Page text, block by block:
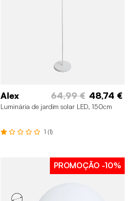
Alex 64,99 € 48,74 €
Luminária de jardim solar LED, 150cm
1 (1)
PROMOÇÃO -10%